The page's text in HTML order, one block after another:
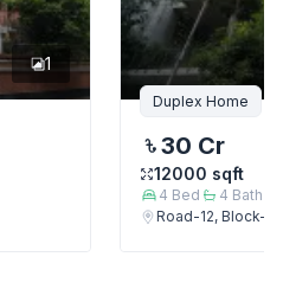
1
Duplex Home
30 Cr
12000 sqft
4 Bed 4 Bath
Road-12, Block-K,